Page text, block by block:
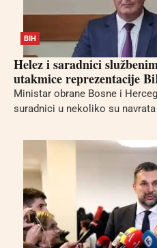
BIH
Helez i saradnici
utakmice reprezentacije
Ministar obrane Bosne i
suradnici u nekoliko su